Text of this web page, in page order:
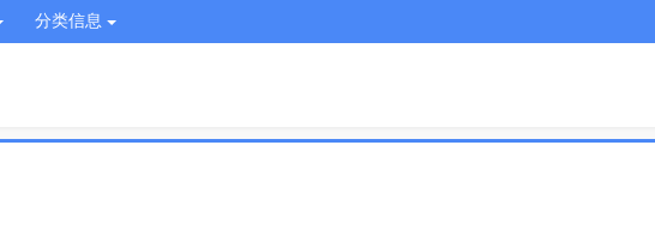
分类信息